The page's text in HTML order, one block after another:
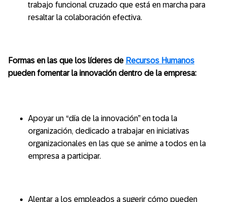
trabajo funcional cruzado que está en marcha para
resaltar la colaboración efectiva.
Formas en las que los líderes de Recursos Humanos
pueden fomentar la innovación dentro de la empresa:
Apoyar un “día de la innovación” en toda la
organización, dedicado a trabajar en iniciativas
organizacionales en las que se anime a todos en la
empresa a participar.
Alentar a los empleados a sugerir cómo pueden